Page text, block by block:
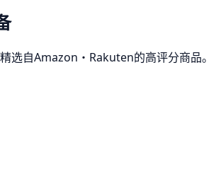
选自Amazon・Rakuten的高评分商品。